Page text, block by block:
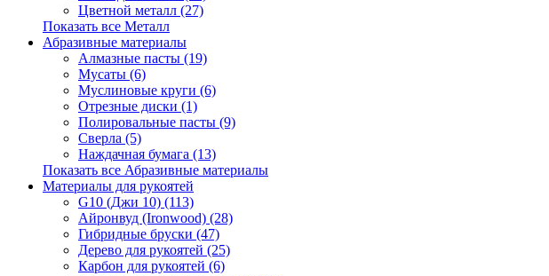
Цветной металл (27)
Показать все Металл
Абразивные материалы
Алмазные пасты (19)
Мусаты (6)
Муслиновые круги (6)
Отрезные диски (1)
Полировальные пасты (9)
Сверла (5)
Наждачная бумага (13)
Показать все Абразивные материалы
Материалы для рукоятей
G10 (Джи 10) (113)
Айронвуд (Ironwood) (28)
Гибридные бруски (47)
Дерево для рукоятей (25)
Карбон для рукоятей (6)